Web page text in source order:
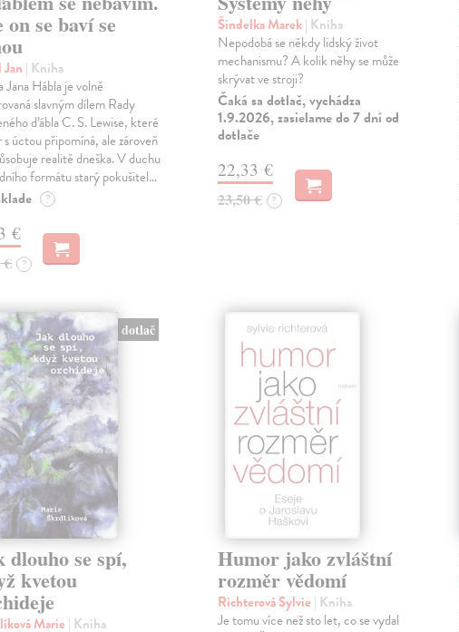
on se baví se
| Kniha
Jana Hábla je volně
slavným dílem Rady
ďábla C. S. Lewise, které
úctou připomíná, ale zároveň
realitě dneška. V duchu
formátu starý pokušitel…
?
€
€ ?
Šindelka Marek| Kniha
Nepodobá se někdy lidský život
mechanismu? A kolik něhy se může
skrývat ve stroji?
Čaká sa dotlač, vychádza
1.9.2026, zasielame do 7 dní od
dotlače
22,33 €
23,50 € ?
dotlač
dlouho se spí,
kvetou
Marie | Kniha
Humor jako zvláštní
rozměr vědomí
Richterová Sylvie | Kniha
Je tomu více než sto let, co se vydal